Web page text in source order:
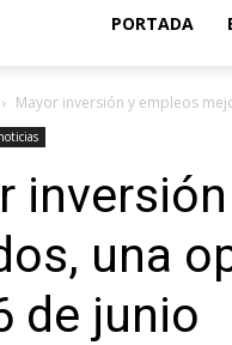
PORTADA
Mayor inversión y empleos
una
de junio